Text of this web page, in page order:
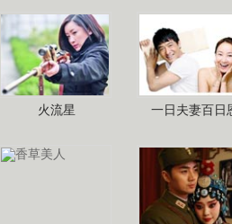
火流星 一日夫妻百日